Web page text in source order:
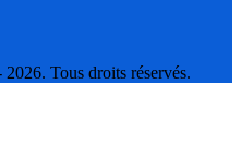
Tous droits réservés.